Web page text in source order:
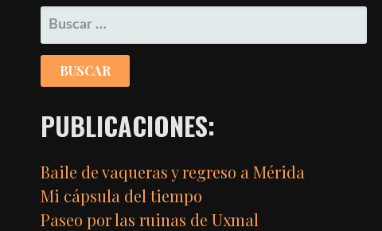
BUSCAR:
PUBLICACIONES:
Baile de vaqueras y regreso a Mérida
Mi cápsula del tiempo
Paseo por las ruinas de Uxmal